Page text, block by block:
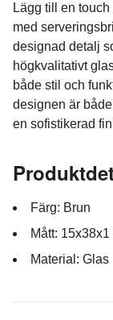
Lägg till en
med
designad detalj
högkvalitativt
både stil och
designen är
en sofistikerad
Färg: Brun
Mått: 15x38x1
Material: Glas